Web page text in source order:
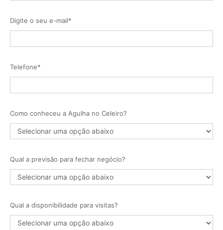
Digite o seu e-mail*
Telefone*
Como conheceu a Agulha no Celeiro?
Qual a previsão para fechar negócio?
Qual a disponibilidade para visitas?